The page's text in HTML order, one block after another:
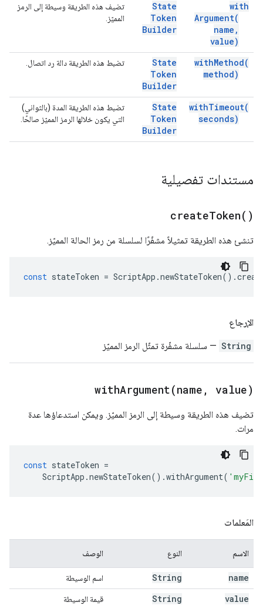
with
Argument(
name ,
value)
State
Token
Builder
تضيف هذه الطريقة وسيطة إلى الرمز
المميّز.
withMethod(
method)
State
Token
Builder
تضبط هذه الطريقة دالة رد اتصال.
withTimeout(
seconds)
State
Token
Builder
تضبط هذه الطريقة المدة (بالثواني)
التي يكون خلالها الرمز المميّز صالحًا.
مستندات تفصيلية
createToken( )
تنشئ هذه الطريقة تمثيلاً مشفّرًا لسلسلة من رمز الحالة المميّز.
const stateToken = ScriptApp .newStateToken().
الإرجاع
String — سلسلة مشفّرة تمثّل الرمز المميّز
withArgument(name , value)
تضيف هذه الطريقة وسيطة إلى الرمز المميّز. ويمكن استدعاؤها عدة
مرات.
const stateToken =
ScriptApp .newStateToken().withArgument(
المَعلمات
الاسم النوع الوصف
name
String اسم الوسيطة
value
String قيمة الوسيطة